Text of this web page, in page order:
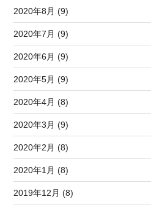
2020年8月 (9)
2020年7月 (9)
2020年6月 (9)
2020年5月 (9)
2020年4月 (8)
2020年3月 (9)
2020年2月 (8)
2020年1月 (8)
2019年12月 (8)